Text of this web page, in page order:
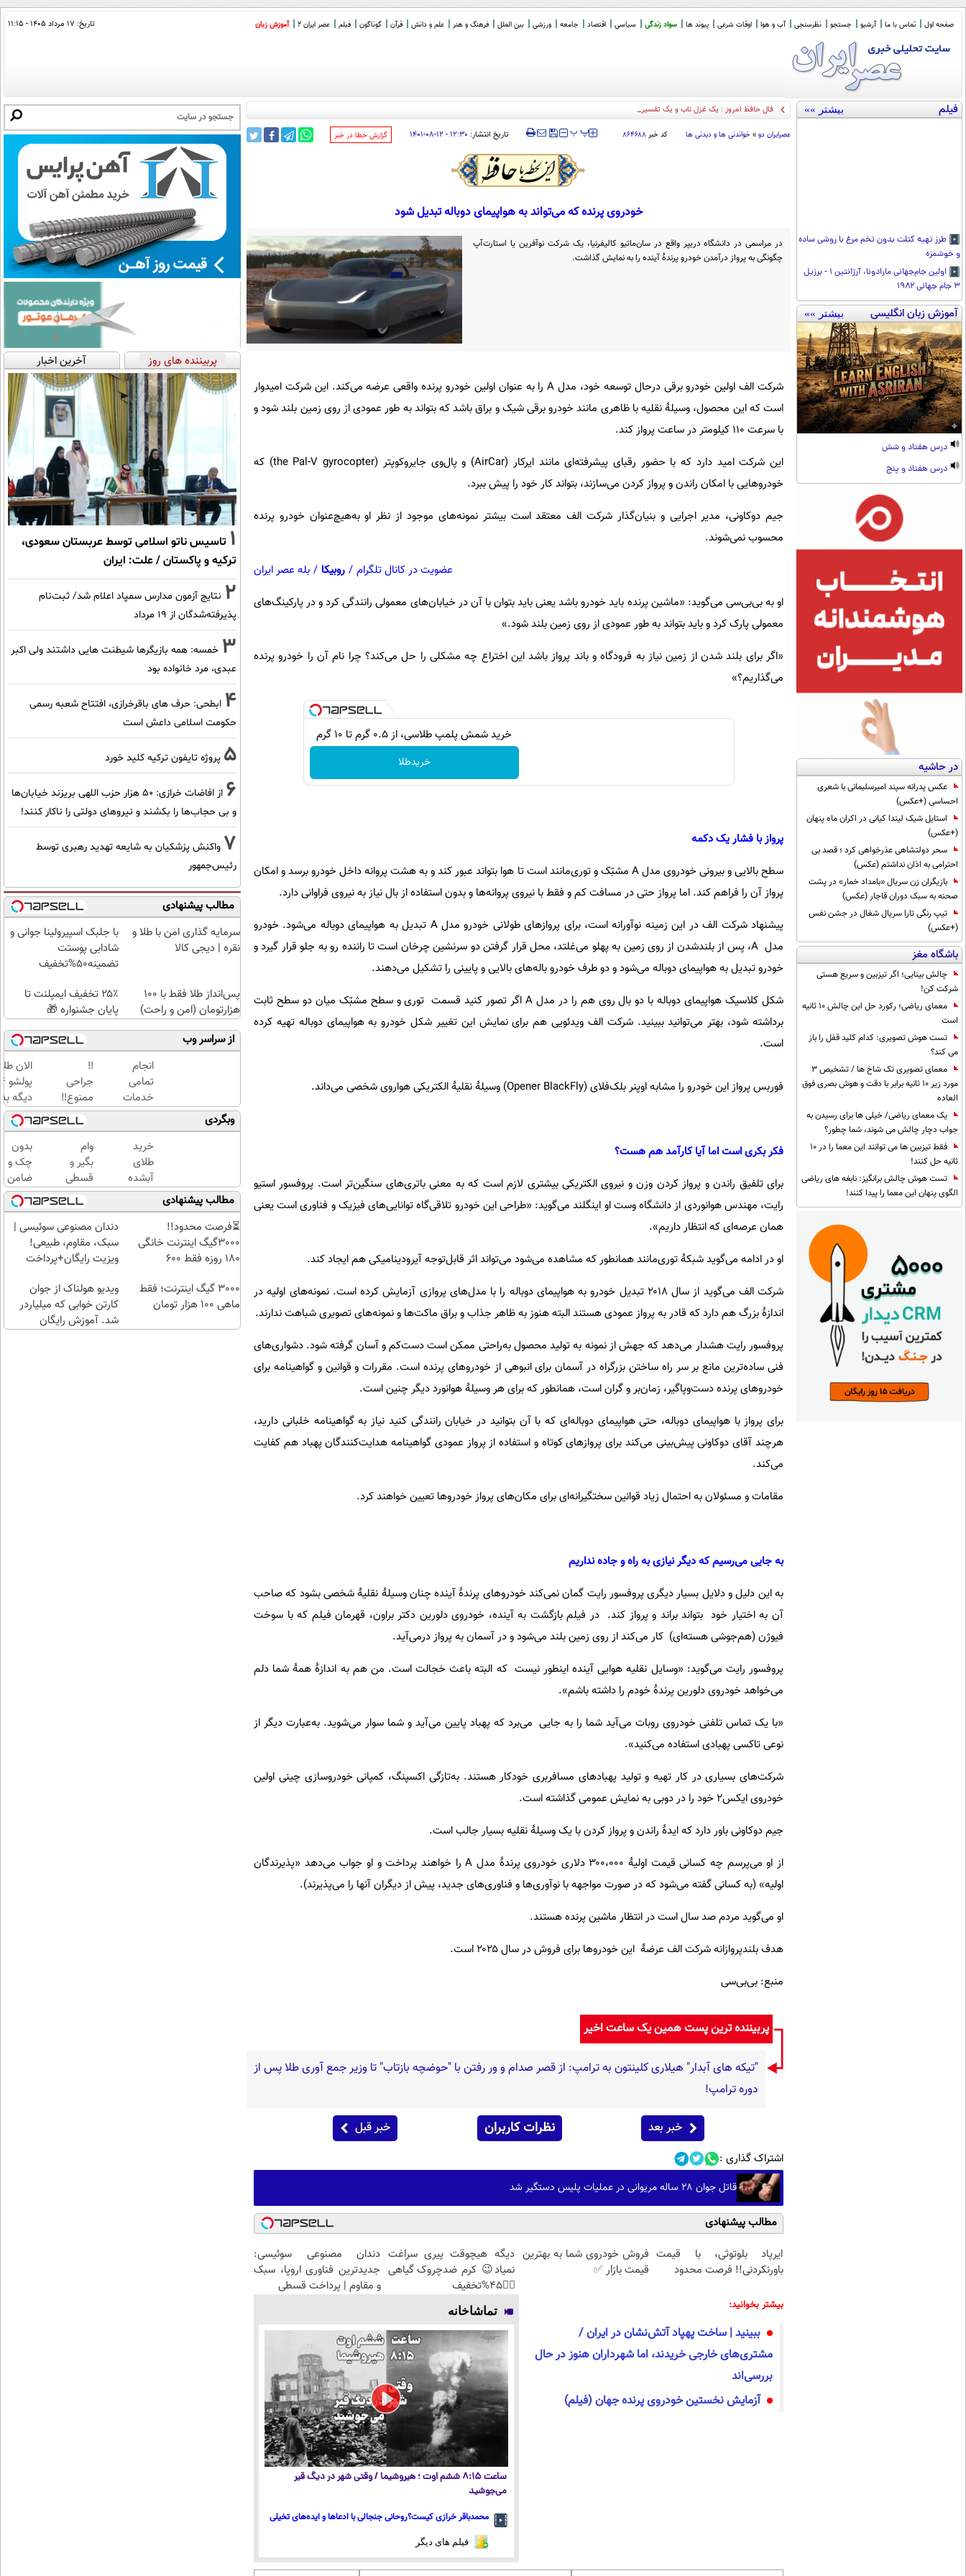
صفحه اول تماس با ما آرشیو جستجو نظرسنجی آب و هوا اوقات شرعی پیوند ها سواد زندگی سیاسی اقتصاد جامعه ورزشی بین الملل فرهنگ و هنر علم و دانش قرآن گوناگون فیلم عصر ایران 2 آموزش زبان تاریخ: ۱۷ مرداد ۱۴۰۵ - ۱۱:۱۵
فیلم بیشتر »»
طرز تهیه کتلت بدون تخم مرغ با روشی ساده
و خوشمزه
اولین جام‌جهانی مارادونا، آرژانتین ۱ - برزیل
۳ جام جهانی ۱۹۸۲
آموزش زبان انگلیسی بیشتر »»
درس هفتاد و شش
درس هفتاد و پنج
در حاشیه
عکس پدرانه سپند امیرسلیمانی با شعری
احساسی (+عکس)
استایل شیک لیندا کیانی در اکران ماه پنهان
(+عکس)
سحر دولتشاهی عذرخواهی کرد ؛ قصد بی
احترامی به اذان نداشتم (عکس)
بازیگران زن سریال «بامداد خمار» در پشت
صحنه به سبک دوران قاجار (عکس)
تیپ رنگی تارا سریال شغال در جشن نفس
(+عکس)
باشگاه مغز
چالش بینایی؛ اگر تیزبین و سریع هستی
شرکت کن!
معمای ریاضی؛ رکورد حل این چالش 10 ثانیه
است
تست هوش تصویری: کدام کلید قفل را باز
می کند؟
معمای تصویری تک شاخ ها / تشخیص 3
مورد زیر 10 ثانیه برابر با دقت و هوش بصری فوق
العاده
یک معمای ریاضی/ خیلی ها برای رسیدن به
جواب دچار چالش می شوند، شما چطور؟
فقط تیزبین ها می توانند این معما را در 10
ثانیه حل کنند!
تست هوش چالش برانگیز: نابغه های ریاضی
الگوی پنهان این معما را پیدا کنند!
فال حافظ امروز : یک غزل ناب و یک تفسیر گویا (1 خرداد)
عصرايران دو » خواندنی ها و دیدنی ها کد خبر۸۶۴۶۸۸ ‍‍‍ پ پ تاریخ انتشار: ۱۲:۳۰ - ۱۲-۰۸-۱۴۰۱ ‌گزارش خطا در خبر
خودروی پرنده که می‌تواند به هواپیمای دو‌باله تبدیل شود
در مراسمی در دانشگاه دریپر واقع در سان‌ماتیو کالیفرنیا، یک شرکت نوآفرین یا استارت‌آپ
چگونگی به پرواز در‌آمدن خودرو پرندهٔ آینده را به نمایش گذاشت.
شرکت الف اولین خودرو برقی در‌حال توسعه خود، مدل A را به عنوان اولین خودرو پرنده واقعی عرضه می‌کند. این شرکت امیدوار
است که این محصول، وسیلهٔ‌ نقلیه با ظاهری مانند خودرو برقی شیک و براق باشد که بتواند به طور عمودی از روی زمین بلند شود و
با سرعت ۱۱۰ کیلومتر در ساعت پرواز کند.
این شرکت امید دارد که با حضور رقبای پیشرفته‌ای مانند ایرکار (AirCar) و پال‌وی جایرو‌کوپتر (the Pal-V gyrocopter) که
خودرو‌هایی با امکان راندن و پرواز کردن می‌سازند، بتواند کار خود را پیش ببرد.
جیم دوکاونی، مدیر اجرایی و بنیان‌گذار شرکت الف معتقد است بیشتر نمونه‌های موجود از نظر او به‌هیچ‌عنوان خودرو پرنده
محسوب نمی‌شوند.
عضویت در کانال تلگرام / روبیکا / بله عصر ایران
او به بی‌‌بی‌سی می‌گوید: «ماشین پرنده باید خودرو باشد یعنی باید بتوان با آن در خیابان‌های معمولی رانندگی کرد و در پارکینگ‌های
معمولی پارک کرد و باید بتواند به طور عمودی از روی زمین بلند شود.»
«اگر برای بلند شدن از زمین نیاز به فرودگاه و باند پرواز باشد این اختراع چه مشکلی را حل می‌کند؟ چرا نام آن را خودرو پرنده
می‌گذاریم؟»
خرید شمش پلمپ طلاسی، از ۰.۵ گرم تا ۱۰ گرم
خریدطلا
پرواز با فشار یک دکمه
سطح بالایی و بیرونی خودروی مدل A مشبّک و توری‌مانند است تا هوا بتواند عبور کند و به هشت پروانه داخل خودرو برسد و امکان
پرواز آن را فراهم کند. اما پرواز حتی در مسافت کم و فقط با نیروی پروانه‌ها و بدون استفاده از بال نیاز به نیروی فراوانی دارد.
پیشنهاد شرکت الف در این زمینه نوآورانه است، برای پرواز‌های طولانی خودرو مدل A تبدیل به هواپیمای دو‌باله می‌شود. خودرو
مدل A، پس از بلند‌شدن از روی زمین به پهلو می‌غلتد، محل قرار گرفتن دو سرنشین چرخان است تا راننده رو به جلو قرار گیرد و
خودرو تبدیل به هواپیمای دو‌باله می‌شود و دو طرف خودرو باله‌های بالایی و پایینی را تشکیل می‌دهند.
شکل کلاسیک هواپیمای دو‌باله با دو بال روی هم را در مدل A اگر تصور کنید قسمت توری و سطح مشبّک میان دو سطح ثابت
برداشته شود، بهتر می‌توانید ببینید. شرکت الف ویدئویی هم برای نمایش این تغییر شکل خودرو به هواپیمای دو‌باله تهیه کرده
است.
فوربس پرواز این خودرو را مشابه اوپنر بلک‌فلای (Opener BlackFly) وسیلهٔ نقلیهٔ الکتریکی هواروی شخصی می‌داند.
فکر بکری است اما آیا کارآمد هم هست؟
برای تلفیق راندن و پرواز کردن وزن و نیروی الکتریکی بیشتری لازم است که به معنی باتری‌های سنگین‌تر است. پروفسور استیو
رایت، مهندس هوانوردی از دانشگاه وست ‌او ‌اینگلند می‌گوید: «طراحی این خودرو تلاقی‌گاه توانایی‌های فیزیک و فناوری است یعنی
همان عرصه‌ای که انتظار داریم».
او در ادامه می‌گوید شبکهٔ توری‌مانند همانطور که مشاهده می‌شود می‌تواند اثر قابل‌توجه آیرودینامیکی هم ایجاد کند.
شرکت الف می‌گوید از سال ۲۰۱۸ تبدیل خودرو به هواپیمای دو‌باله را با مدل‌های پروازی آزمایش کرده است. نمونه‌های اولیه در
اندازهٔ بزرگ هم دارد که قادر به پرواز عمودی هستند البته هنوز به ظاهر جذاب و براق ماکت‌ها و نمونه‌های تصویری شباهت ندارند.
پروفسور رایت هشدار می‌دهد که جهش از نمونه به تولید محصول به‌راحتی ممکن است دست‌کم و آسان گرفته شود. دشواری‌های
فنی ساده‌ترین مانع بر سر راه ساختن بزرگراه در آسمان برای انبوهی از خودرو‌های پرنده است. مقررات و قوانین و گواهینامه برای
خودرو‌های پرنده دست‌و‌پاگیر، زمان‌بر و گران است، همانطور که برای هر وسیلهٔ هوانورد دیگر چنین است.
برای پرواز با هواپیمای دو‌باله، حتی هواپیمای دو‌باله‌ای که با آن بتوانید در خیابان رانندگی کنید نیاز به گواهینامه خلبانی دارید،
هر‌چند آقای دوکاونی پیش‌بینی‌ می‌کند برای پرواز‌های کوتاه و استفاده از پرواز عمودی گواهینامه هدایت‌کنندگان پهباد هم کفایت
می‌کند.
مقامات و مسئولان به احتمال زیاد قوانین سختگیرانه‌ای برای مکان‌های پرواز خودرو‌ها تعیین خواهند کرد.
به جایی می‌رسیم که دیگر نیازی به راه و جاده نداریم
به این دلیل و دلایل بسیار دیگری پروفسور رایت گمان نمی‌کند خودرو‌های پرندهٔ آینده چنان وسیلهٔ نقلیهٔ شخصی بشود که صاحب
آن به اختیار خود بتواند براند و پرواز کند. در فیلم بازگشت به آینده، خودروی دلورین دکتر براون، قهرمان فیلم که با سوخت
فیوژن (هم‌جوشی هسته‌ای) کار می‌کند از روی زمین بلند می‌شود و در آسمان به پرواز در‌می‌آید.
پروفسور رایت می‌گوید: «وسایل نقلیه هوایی آینده اینطور نیست که البته باعث خجالت است. من هم به اندازهٔ همهٔ شما دلم
می‌خواهد خودروی دلورین پرندهٔ خودم را داشته باشم».
«با یک تماس تلفنی خودروی روبات می‌آید شما را به جایی می‌برد که پهباد پایین می‌آید و شما سوار می‌شوید. به‌عبارت دیگر از
نوعی تاکسی پهبادی استفاده می‌کنید».
شرکت‌های بسیاری در کار تهیه و تولید پهباد‌های مسافر‌بری خودکار هستند. به‌تازگی اکسپنگ، کمپانی خودرو‌سازی چینی اولین
خودروی ایکس۲ خود را در دوبی به نمایش عمومی گذاشته است.
جیم دوکاونی باور دارد که ایدهٔ راندن و پرواز ‌کردن با یک وسیلهٔ نقلیه بسیار جالب است.
از او می‌پرسم چه کسانی قیمت اولیهٔ ۳۰۰،۰۰۰ دلاری خودروی پرندهٔ مدل A را خواهند پرداخت و او جواب می‌دهد‌ «پذیرندگان
اولیه» (به کسانی گفته می‌شود که در صورت مواجهه با نوآوری‌ها و فناوری‌های جدید، پیش از دیگران آنها را می‌پذیرند).
او می‌گوید مردم صد سال است در انتظار ماشین پرنده هستند.
هدف بلند‌پروازانه شرکت الف عرضهٔ این خودرو‌ها برای فروش در سال ۲۰۲۵ است.
منبع: بی‌بی‌سی
پربیننده ترین پست همین یک ساعت اخیر
"تیکه های آبدار" هیلاری کلینتون به ترامپ: از قصر صدام و ور رفتن با "حوضچه بازتاب" تا وزیر جمع آوری طلا پس از
دوره ترامپ!
خبر بعد نظرات کاربران خبر قبل
اشتراک گذاری :
قاتل جوان ۲۸ ساله مریوانی در عملیات پلیس دستگیر شد
مطالب پیشنهادی
ایرپاد بلوتوثی، با قیمت
باورنکردنی!! فرصت محدود
فروش خودروی شما به بهترین
قیمت بازار ✅
دیگه هیچوقت پیری سراغت
نمیاد😉 کرم ضدچروک گیاهی
👈🏻45%تخفیف
دندان مصنوعی سوئیسی:
جدیدترین فناوری اروپا، سبک
و مقاوم | پرداخت قسطی
بیشتر بخوانید:
ببینید | ساخت پهپاد آتش‌نشان در ایران /
مشتری‌های خارجی خریدند، اما شهرداران هنوز در حال
بررسی‌اند
آزمایش نخستین خودروی پرنده جهان (فیلم)
تماشاخانه
ساعت ۸:۱۵ ششم اوت ؛ هیروشیما / وقتی شهر در دیگ قیر
می‌جوشید
محمدباقر خرازی کیست؟روحانی جنجالی با ادعاها و ایده‌های تخیلی
فیلم های دیگر
پربیننده های روز آخرین اخبار
1 تاسیس ناتو اسلامی توسط عربستان سعودی،
ترکیه و پاکستان / علت: ایران
2 نتایج آزمون مدارس سمپاد اعلام شد/ ثبت‌نام
پذیرفته‌شدگان از ۱۹ مرداد
3 خمسه: همه بازیگرها شیطنت هایی داشتند ولی اکبر
عبدی، مرد خانواده بود
4 ابطحی: حرف های باقرخرازی، افتتاح شعبه رسمی
حکومت اسلامی داعش است
5 پروژه تایفون ترکیه کلید خورد
6
از افاضات خرازی: ۵۰ هزار حزب اللهی بریزند خیابان‌ها
و بی حجاب‌ها را بکشند و نیرو‌های دولتی را ناکار کنند!
7 واکنش پزشکیان به شایعه تهدید رهبری توسط
رئیس‌جمهور
مطالب پیشنهادی
سرمایه گذاری امن با طلا و
نقره | دیجی کالا
با جلبک اسپیرولینا جوانی و
شادابی پوستت
تضمینه50%تخفیف
پس‌انداز طلا فقط با ۱۰۰
هزارتومان (امن و راحت)
۲۵٪ تخفیف ایمپلنت تا
پایان جشنواره 🎁
از سراسر وب
انجام
تمامی
خدمات
خودرویی
در محل
با یدک
دات کام
‼️
جراحی
ممنوع‼️
درمان
کمر درد
بدون
جراحی
و دوره
نقاهت
الان
دیگه
طلا با
بی‌بهره
وبگردی
خرید
طلای
آبشده
حتی با
۱۰۰هزارتومان
وام
بگیر و
قسطی
طلا
بخر!
چی از
این
بهتر!!
احراز
کن
بدون
چک و
ضامن
تا 100
میلیون
اعتبار
خرید
طلا
مطالب پیشنهادی
⏳فرصت محدود!!
3000گیگ اینترنت خانگی
180 روزه فقط 600
دندان مصنوعی سوئیسی |
سبک، مقاوم، طبیعی!
ویزیت رایگان+پرداخت
3000 گیگ اینترنت؛ فقط
ماهی 100 هزار تومان
ویدیو هولناک از جوان
کارتن خوابی که میلیاردر
شد. آموزش رایگان